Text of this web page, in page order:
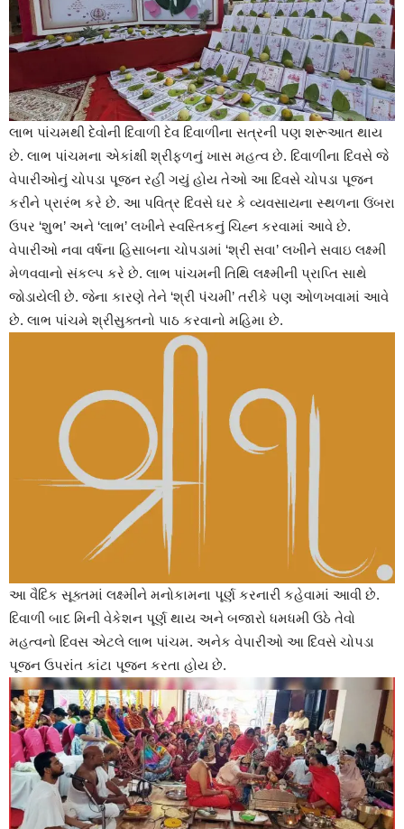
લાભ પાંચમથી દેવોની દિવાળી દેવ દિવાળીના સત્રની પણ શરૂઆત થાય
છે. લાભ પાંચમના એકાંક્ષી શ્રીફળનું ખાસ મહત્વ છે. દિવાળીના દિવસે જે
વેપારીઓનું ચોપડા પૂજન રહી ગયું હોય તેઓ આ દિવસે ચોપડા પૂજન
કરીને પ્રારંભ કરે છે. આ પવિત્ર દિવસે ઘર કે વ્યવસાયના સ્થળના ઉંબરા
ઉપર ‘શુભ’ અને ‘લાભ’ લખીને સ્વસ્તિકનું ચિહ્ન કરવામાં આવે છે.
વેપારીઓ નવા વર્ષના હિસાબના ચોપડામાં ‘શ્રી સવા’ લખીને સવાઇ લક્ષ્મી
મેળવવાનો સંકલ્પ કરે છે. લાભ પાંચમની તિથિ લક્ષ્મીની પ્રાપ્તિ સાથે
જોડાયેલી છે. જેના કારણે તેને ‘શ્રી પંચમી’ તરીકે પણ ઓળખવામાં આવે
છે. લાભ પાંચમે શ્રીસુક્તનો પાઠ કરવાનો મહિમા છે.
આ વૈદિક સૂક્તમાં લક્ષ્મીને મનોકામના પૂર્ણ કરનારી કહેવામાં આવી છે.
દિવાળી બાદ મિની વેકેશન પૂર્ણ થાય અને બજારો ધમધમી ઉઠે તેવો
મહત્વનો દિવસ એટલે લાભ પાંચમ. અનેક વેપારીઓ આ દિવસે ચોપડા
પૂજન ઉપરાંત કાંટા પૂજન કરતા હોય છે.